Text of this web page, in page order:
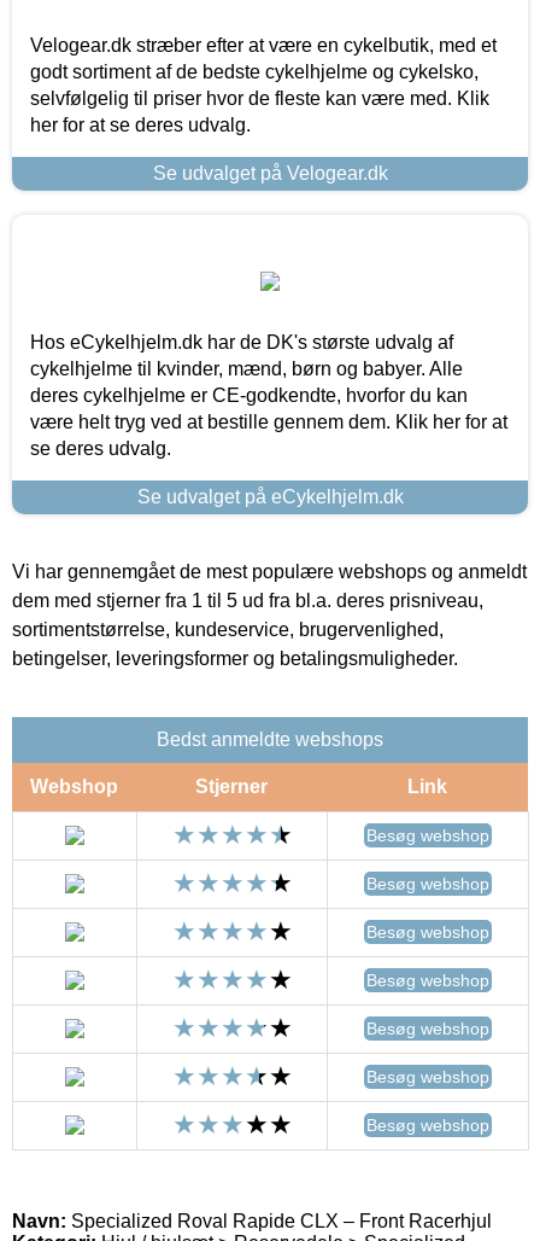
Velogear.dk stræber efter at være en cykelbutik, med et
godt sortiment af de bedste cykelhjelme og cykelsko,
selvfølgelig til priser hvor de fleste kan være med. Klik
her for at se deres udvalg.
Se udvalget på Velogear.dk
Hos eCykelhjelm.dk har de DK's største udvalg af
cykelhjelme til kvinder, mænd, børn og babyer. Alle
deres cykelhjelme er CE-godkendte, hvorfor du kan
være helt tryg ved at bestille gennem dem. Klik her for at
se deres udvalg.
Se udvalget på eCykelhjelm.dk
Vi har gennemgået de mest populære webshops og anmeldt
dem med stjerner fra 1 til 5 ud fra bl.a. deres prisniveau,
sortimentstørrelse, kundeservice, brugervenlighed,
betingelser, leveringsformer og betalingsmuligheder.
Bedst anmeldte webshops
Webshop Stjerner Link
Besøg webshop
Besøg webshop
Besøg webshop
Besøg webshop
Besøg webshop
Besøg webshop
Besøg webshop
Navn: Specialized Roval Rapide CLX – Front Racerhjul